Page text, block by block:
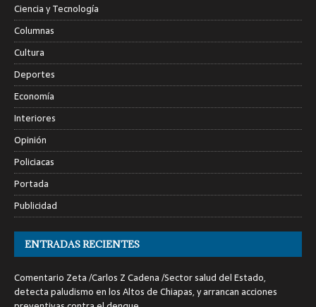
Ciencia y Tecnología
Columnas
Cultura
Deportes
Economía
Interiores
Opinión
Policiacas
Portada
Publicidad
ENTRADAS RECIENTES
Comentario Zeta /Carlos Z Cadena /Sector salud del Estado,
detecta paludismo en los Altos de Chiapas, y arrancan acciones